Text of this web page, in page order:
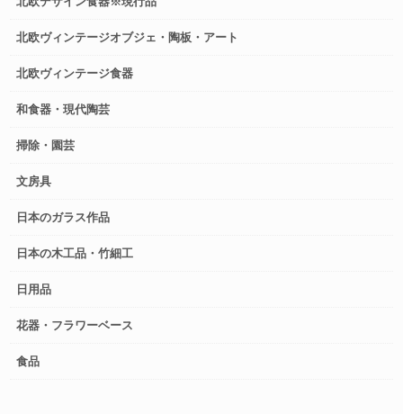
北欧ヴィンテージオブジェ・陶板・アート
北欧ヴィンテージ食器
和食器・現代陶芸
掃除・園芸
文房具
日本のガラス作品
日本の木工品・竹細工
日用品
花器・フラワーベース
食品